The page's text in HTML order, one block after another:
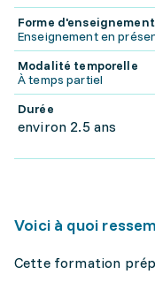
Forme d'enseignement
Enseignement en
Modalité temporelle
À temps partiel
Durée
environ 2.5 ans
Voici à quoi
Cette formation